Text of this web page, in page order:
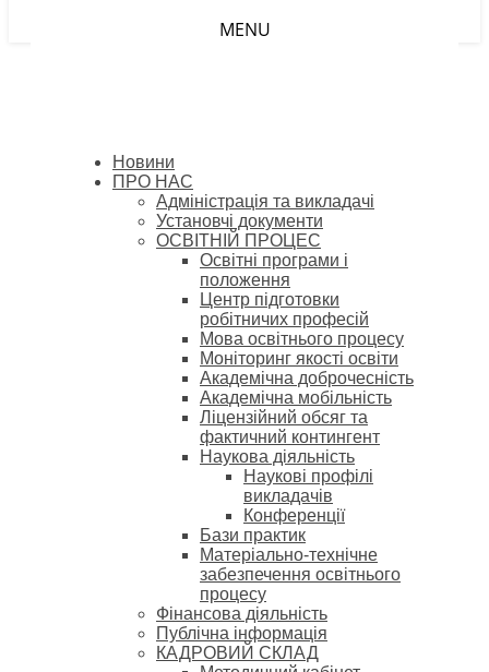
MENU
Новини
ПРО НАС
Адміністрація та викладачі
Установчі документи
ОСВІТНІЙ ПРОЦЕС
Освітні програми і
положення
Центр підготовки
робітничих професій
Мова освітнього процесу
Моніторинг якості освіти
Академічна доброчесність
Академічна мобільність
Ліцензійний обсяг та
фактичний контингент
Наукова діяльність
Наукові профілі
викладачів
Конференції
Бази практик
Матеріально-технічне
забезпечення освітнього
процесу
Фінансова діяльність
Публічна інформація
КАДРОВИЙ СКЛАД